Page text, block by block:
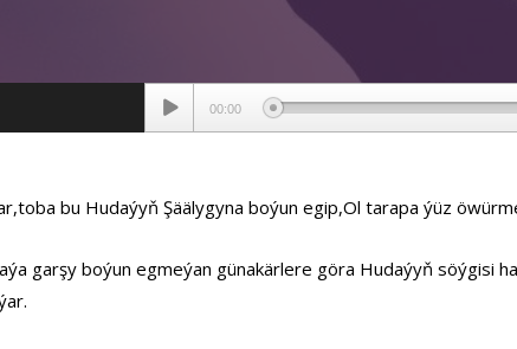
Аудиоплеер
00:00
bu Hudaýyň Şäälygyna boýun egip,Ol tarapa ýüz
garşy boýun egmeýan günakärlere göra Hudaýyň söýgisi